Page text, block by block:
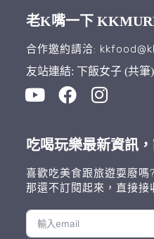
老K嘴一下
合作邀約請洽:
友站連結: 下飯女子 (共筆)
吃喝玩樂最新資訊
喜歡吃美食跟旅遊耍廢嗎
那還不訂閱起來，直接